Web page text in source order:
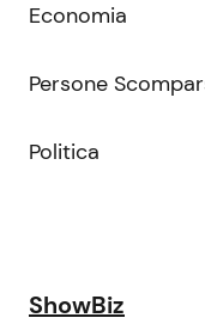
Economia
Persone
Politica
ShowBiz